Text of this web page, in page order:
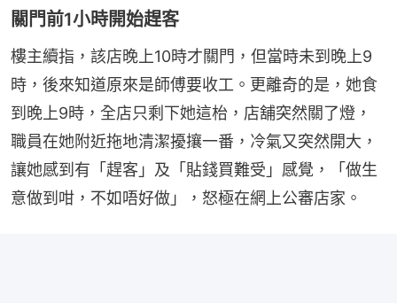
關門前1小時開始趕客
樓主續指，該店晚上10時才關門，但當時未到晚上9
時，後來知道原來是師傅要收工。更離奇的是，她食
到晚上9時，全店只剩下她這枱，店舖突然關了燈，
職員在她附近拖地清潔擾攘一番，冷氣又突然開大，
讓她感到有「趕客」及「貼錢買難受」感覺，「做生
意做到咁，不如唔好做」，怒極在網上公審店家。